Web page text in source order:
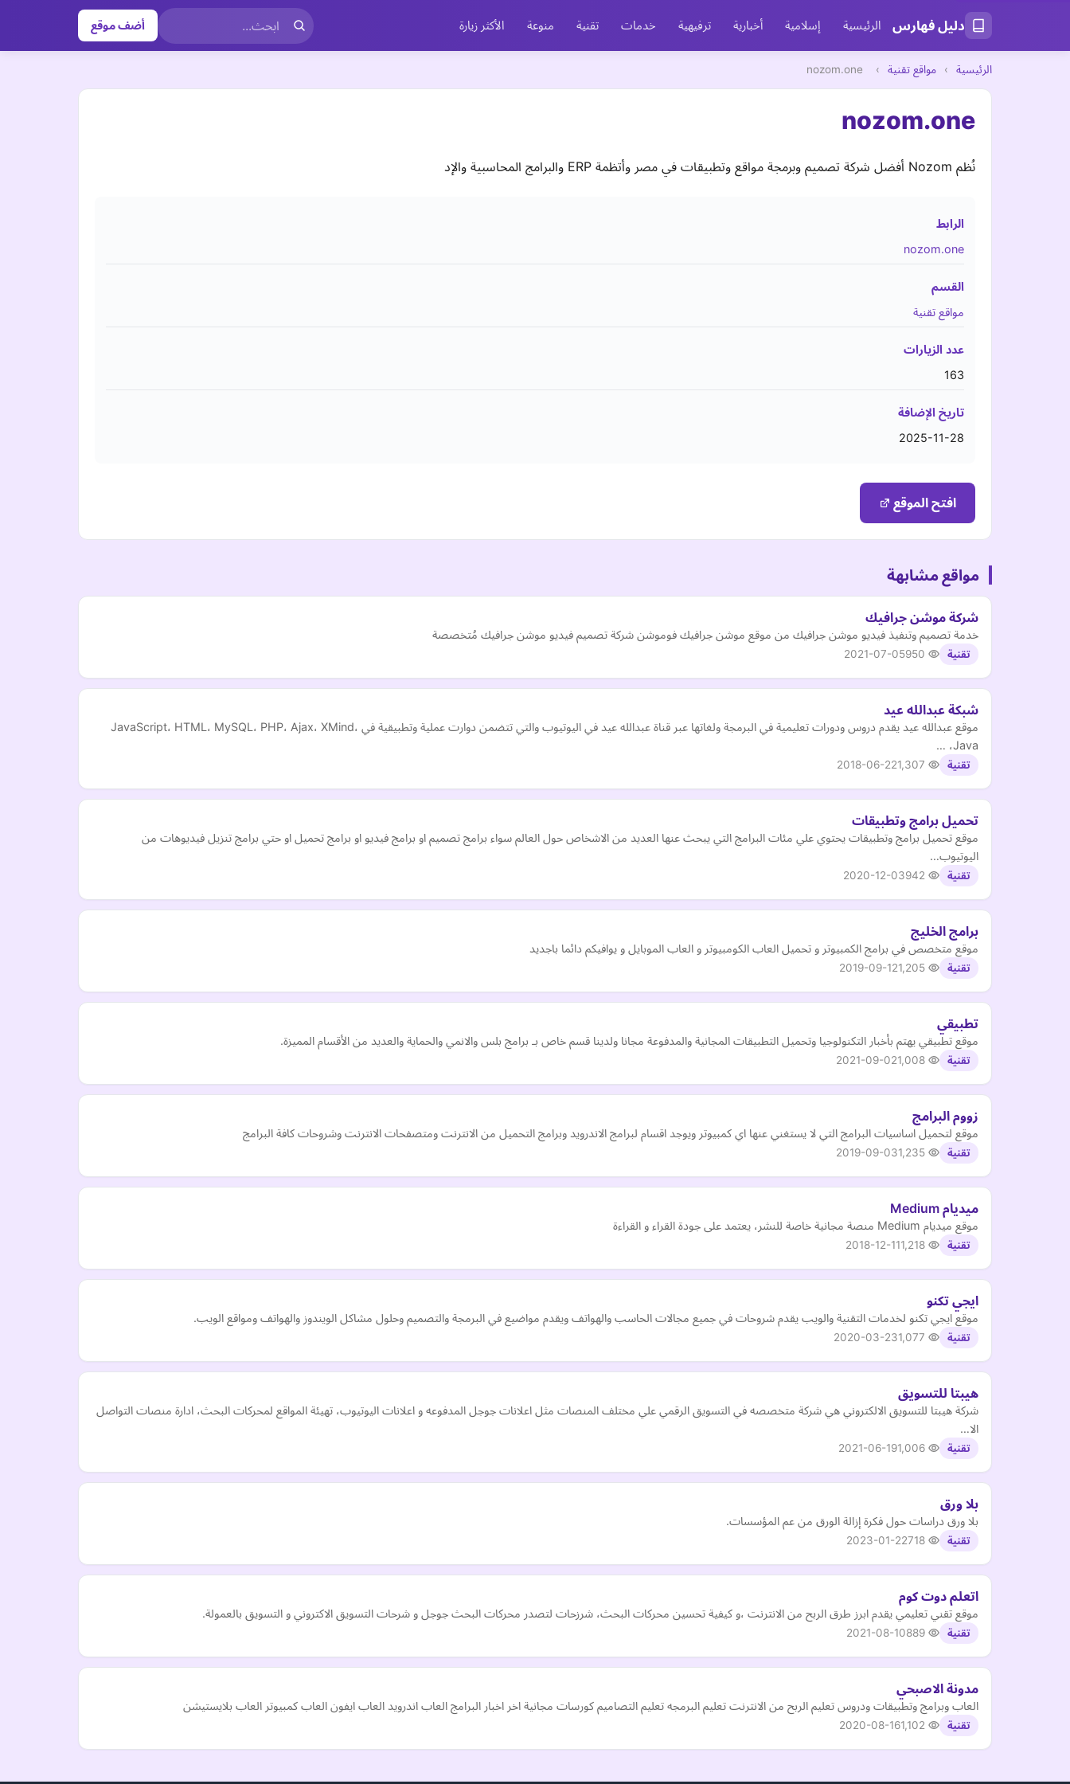
دليل فهارس الرئيسية إسلامية أخبارية ترفيهية خدمات تقنية منوعة الأكثر زيارة أضف موقع
الرئيسية › مواقع تقنية ›
nozom.one
nozom.one
نُظم Nozom أفضل شركة تصميم وبرمجة مواقع وتطبيقات في مصر وأتظمة ERP والبرامج المحاسبية والإد
الرابط
nozom.one
القسم
مواقع تقنية
عدد الزيارات
163
تاريخ الإضافة
2025-11-28
افتح الموقع
مواقع مشابهة
شركة موشن جرافيك
خدمة تصميم وتنفيذ فيديو موشن جرافيك من موقع موشن جرافيك فوموشن شركة تصميم فيديو موشن جرافيك مُتخصصة
تقنية 2021-07-05
شبكة عبدالله عيد
موقع عبدالله عيد يقدم دروس ودورات تعليمية في البرمجة ولغاتها عبر قناة عبدالله عيد في اليوتيوب والتي تتضمن دوارت عملية وتطبيقية في JavaScript، HTML، MySQL، PHP، Ajax، XMind،
Java، …
تقنية 2018-06-22
تحميل برامج وتطبيقات
موقع تحميل برامج وتطبيقات يحتوي علي مئات البرامج التي يبحث عنها العديد من الاشخاص حول العالم سواء برامج تصميم او برامج فيديو او برامج تحميل او حتي برامج تنزيل فيديوهات من
اليوتيوب…
تقنية 2020-12-03
برامج الخليج
موقع متخصص في برامج الكمبيوتر و تحميل العاب الكومبيوتر و العاب الموبايل و يوافيكم دائما باجديد
تقنية 2019-09-12
تطبيقي
موقع تطبيقي يهتم بأخبار التكنولوجيا وتحميل التطبيقات المجانية والمدفوعة مجانا ولدينا قسم خاص بـ برامج بلس والانمي والحماية والعديد من الأقسام المميزة.
تقنية 2021-09-02
زووم البرامج
موقع لتحميل اساسيات البرامج التي لا يستغني عنها اي كمبيوتر ويوجد اقسام لبرامج الاندرويد وبرامج التحميل من الانترنت ومتصفحات الانترنت وشروحات كافة البرامج
تقنية 2019-09-03
ميديام Medium
موقع ميديام Medium منصة مجانية خاصة للنشر، يعتمد على جودة القراء و القراءة
تقنية 2018-12-11
ايجي تكنو
موقع ايجي تكنو لخدمات التقنية والويب يقدم شروحات في جميع مجالات الحاسب والهواتف ويقدم مواضيع في البرمجة والتصميم وحلول مشاكل الويندوز والهواتف ومواقع الويب.
تقنية 2020-03-23
هيبتا للتسويق
شركة هيبتا للتسويق الالكتروني هي شركة متخصصه في التسويق الرقمي علي مختلف المنصات مثل اعلانات جوجل المدفوعه و اعلانات اليوتيوب، تهيئة المواقع لمحركات البحث، ادارة منصات التواصل
الا…
تقنية 2021-06-19
بلا ورق
بلا ورق دراسات حول فكرة إزالة الورق من عم المؤسسات.
تقنية 2023-01-22
اتعلم دوت كوم
موقع تقني تعليمي يقدم ابرز طرق الربح من الانترنت ،و كيفية تحسين محركات البحث، شرزحات لتصدر محركات البحث جوجل و شرحات التسويق الاكتروني و التسويق بالعمولة.
تقنية 2021-08-10
مدونة الاصبحي
العاب وبرامج وتطبيقات ودروس تعليم الربح من الانترنت تعليم البرمجه تعليم التصاميم كورسات مجانية اخر اخبار البرامج العاب اندرويد العاب ايفون العاب كمبيوتر العاب بلايستيشن
تقنية 2020-08-16